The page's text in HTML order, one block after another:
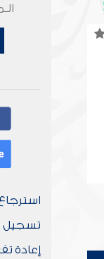
تسجيل
إعادة